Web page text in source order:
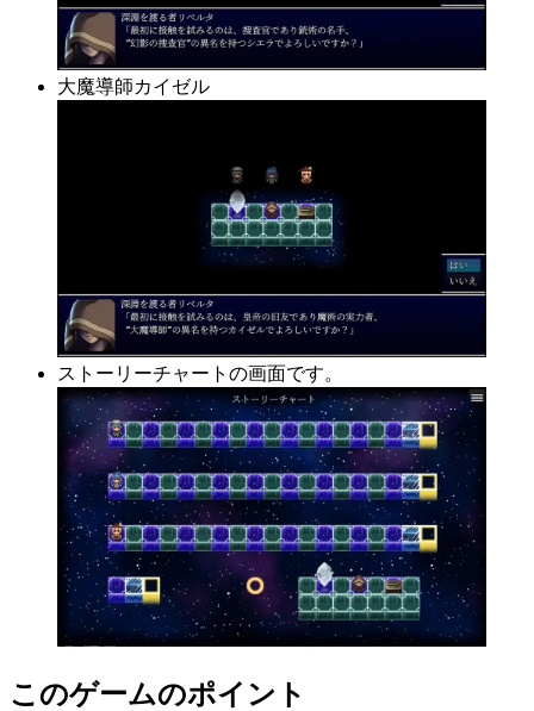
大魔導師カイゼル
ストーリーチャートの画面です。
このゲームのポイント